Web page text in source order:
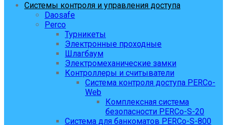
Системы контроля и управления доступа
Daosafe
Perco
Турникеты
Электронные проходные
Шлагбаум
Электромеханические замки
Контроллеры и считыватели
Система контроля доступа PERCo-
Web
Комплексная система
безопасности PERCo-S-20
Система для банкоматов PERCo-S-800